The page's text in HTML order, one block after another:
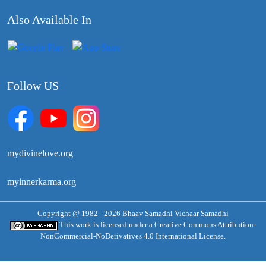
Also Available In
Follow US
mydivinelove.org
myinnerkarma.org
Copyright @ 1982 - 2026 Bhaav Samadhi Vichaar Samadhi
This work is licensed under a Creative Commons Attribution-
NonCommercial-NoDerivatives 4.0 International License.